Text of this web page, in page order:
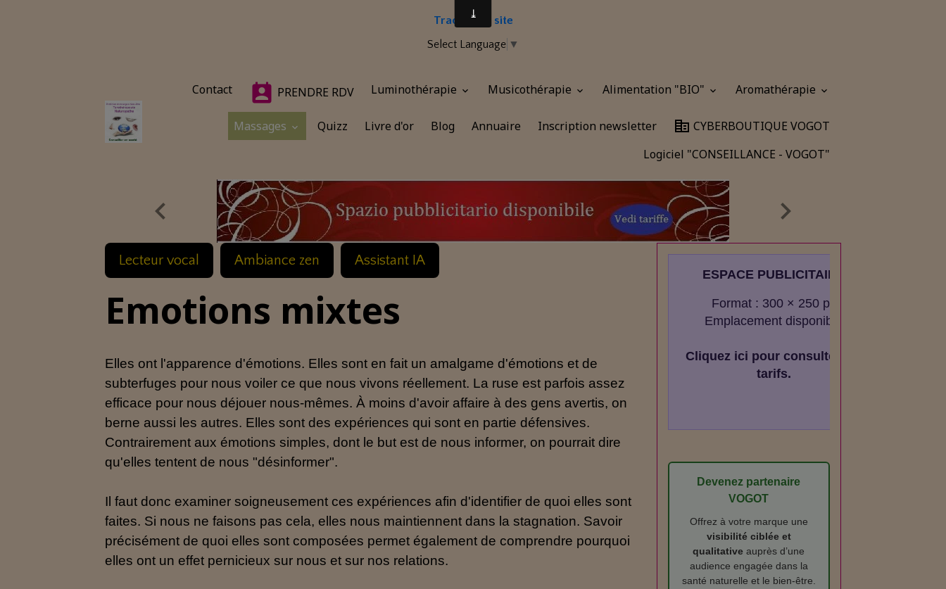
Traduire le site
Select Language ▼
Contact PRENDRE RDV Luminothérapie Musicothérapie Alimentation "BIO" Aromathérapie
Massages Quizz Livre d'or Blog Annuaire Inscription newsletter
CYBERBOUTIQUE VOGOT
Logiciel "CONSEILLANCE - VOGOT"
Lecteur vocal Ambiance zen Assistant IA
Emotions mixtes
Elles ont l'apparence d'émotions. Elles sont en fait un amalgame d'émotions et de
subterfuges pour nous voiler ce que nous vivons réellement. La ruse est parfois assez
efficace pour nous déjouer nous-mêmes. À moins d'avoir affaire à des gens avertis, on
berne aussi les autres. Elles sont des expériences qui sont en partie défensives.
Contrairement aux émotions simples, dont le but est de nous informer, on pourrait dire
qu'elles tentent de nous "désinformer".
Il faut donc examiner soigneusement ces expériences afin d'identifier de quoi elles sont
faites. Si nous ne faisons pas cela, elles nous maintiennent dans la stagnation. Savoir
précisément de quoi elles sont composées permet également de comprendre pourquoi
elles ont un effet pernicieux sur nous et sur nos relations.
ESPACE PUBLICITAIRE
Format : 300 × 250 px
Emplacement disponible
Cliquez ici pour consulter les
tarifs.
Devenez partenaire
VOGOT
Offrez à votre marque une
visibilité ciblée et
qualitative auprès d’une
audience engagée dans la
santé naturelle et le bien‑être.